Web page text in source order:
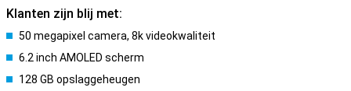
Klanten zijn blij met:
50 megapixel camera, 8k videokwaliteit
6.2 inch AMOLED scherm
128 GB opslaggeheugen